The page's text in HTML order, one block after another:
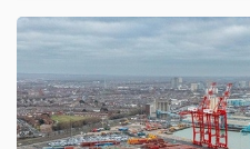
DOANH
NGHIỆP